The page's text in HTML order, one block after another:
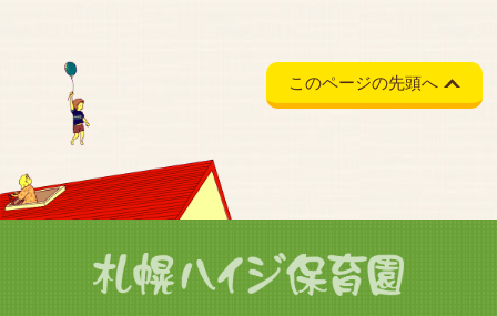
このページの先頭へ